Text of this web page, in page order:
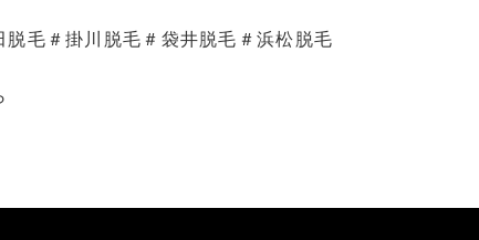
毛＃掛川脱毛＃袋井脱毛＃浜松脱毛